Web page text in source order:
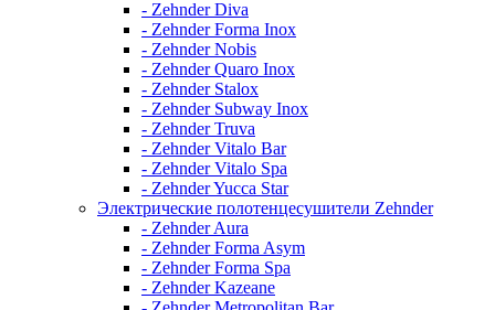
- Zehnder Diva
- Zehnder Forma Inox
- Zehnder Nobis
- Zehnder Quaro Inox
- Zehnder Stalox
- Zehnder Subway Inox
- Zehnder Truva
- Zehnder Vitalo Bar
- Zehnder Vitalo Spa
- Zehnder Yucca Star
Электрические полотенцесушители Zehnder
- Zehnder Aura
- Zehnder Forma Asym
- Zehnder Forma Spa
- Zehnder Kazeane